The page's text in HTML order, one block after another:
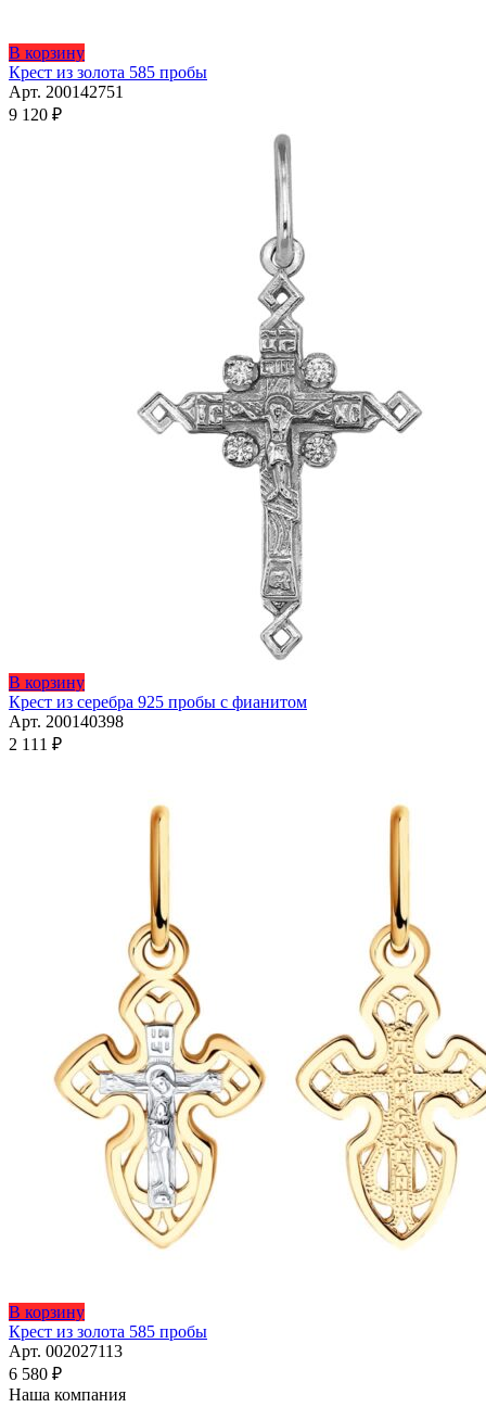
В корзину
Крест из золота 585 пробы
Арт. 200142751
9 120 ₽
В корзинуЭтот
товар
имеет
Крест из серебра 925 пробы с фианитом
Арт. 200140398
2 111 ₽
В корзину
Крест из золота 585 пробы
Арт. 002027113
6 580 ₽
Наша компания